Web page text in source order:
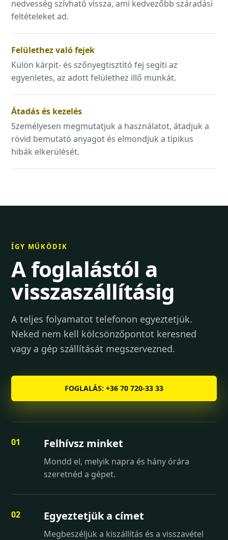
nedvesség szívható vissza, ami kedvezőbb száradási
feltételeket ad.
Felülethez való fejek
Külön kárpit- és szőnyegtisztító fej segíti az
egyenletes, az adott felülethez illő munkát.
Átadás és kezelés
Személyesen megmutatjuk a használatot, átadjuk a
rövid bemutató anyagot és elmondjuk a tipikus
hibák elkerülését.
ÍGY MŰKÖDIK
A foglalástól a
visszaszállításig
A teljes folyamatot telefonon egyeztetjük.
Neked nem kell kölcsönzőpontot keresned
vagy a gép szállítását megszervezned.
FOGLALÁS: +36 70 720-33 33
Felhívsz minket
Mondd el, melyik napra és hány órára
szeretnéd a gépet.
Egyeztetjük a címet
Megbeszéljük a kiszállítás és a visszavétel